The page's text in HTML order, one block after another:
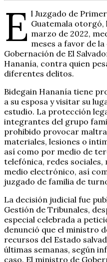
E l Juzgado de
Guatemala otorgó,
marzo de 2022,
meses a favor de la
Gobernación de El
Hananía, contra quien
diferentes delitos.
Bidegain Hananía tiene
a su esposa y visitar su
estudio. La protección
integrantes del grupo
prohibido provocar
materiales, lesiones o
así como por medio de
telefónica, redes
medio electrónico, así
juzgado de familia de
La decisión judicial fue
Gestión de Tribunales,
especial celebrada a
denunció que el ministro
recursos del Estado
últimas semanas, según
caso. El ministro de